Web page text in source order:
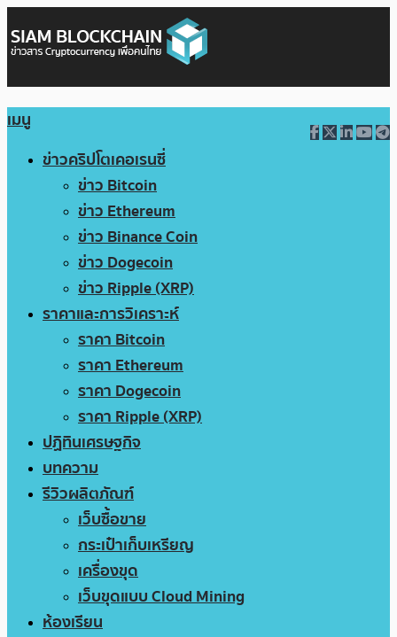
เมนู
ข่าวคริปโตเคอเรนซี่
ข่าว Bitcoin
ข่าว Ethereum
ข่าว Binance Coin
ข่าว Dogecoin
ข่าว Ripple (XRP)
ราคาและการวิเคราะห์
ราคา Bitcoin
ราคา Ethereum
ราคา Dogecoin
ราคา Ripple (XRP)
ปฏิทินเศรษฐกิจ
บทความ
รีวิวผลิตภัณฑ์
เว็บซื้อขาย
กระเป๋าเก็บเหรียญ
เครื่องขุด
เว็บขุดแบบ Cloud Mining
ห้องเรียน